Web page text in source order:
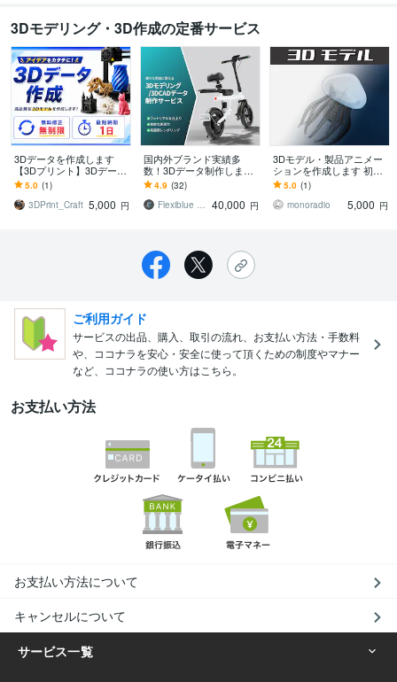
3Dモデリング・3D作成の定番サービス
3Dデータを作成します
【3Dプリント】3Dデータ
作成
5.0 (1)
3DPrint_Craft 5,000 円
国内外ブランド実績多
数！3Dデータ制作します
ビジュアル制作から3DCA
Dデータの納品まで幅広く
承ります
4.9 (32)
Flexiblue Design 40,000 円
3Dモデル・製品アニメー
ションを作成します 初心
者でもお気軽にご相談く
ださい！
5.0 (1)
monoradio
5,000 円
ご利用ガイド
サービスの出品、購入、取引の流れ、お支払い方法・手数料
や、ココナラを安心・安全に使って頂くための制度やマナー
など、ココナラの使い方はこちら。
お支払い方法
お支払い方法について
キャンセルについて